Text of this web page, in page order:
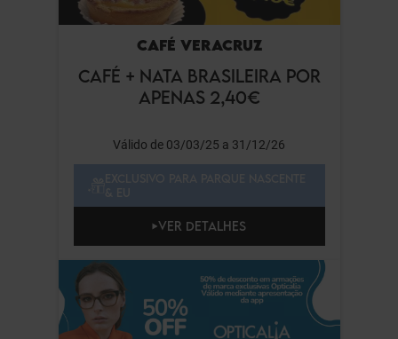
CAFÉ VERACRUZ
CAFÉ + NATA BRASILEIRA POR
APENAS 2,40€
Válido de 03/03/25 a 31/12/26
VER DETALHES